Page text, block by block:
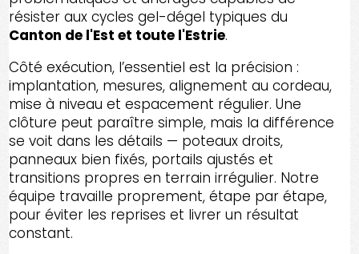
résister aux cycles gel-dégel typiques du
Canton de l'Est et toute l'Estrie.
Côté exécution, l’essentiel est la précision :
implantation, mesures, alignement au cordeau,
mise à niveau et espacement régulier. Une
clôture peut paraître simple, mais la différence
se voit dans les détails — poteaux droits,
panneaux bien fixés, portails ajustés et
transitions propres en terrain irrégulier. Notre
équipe travaille proprement, étape par étape,
pour éviter les reprises et livrer un résultat
constant.